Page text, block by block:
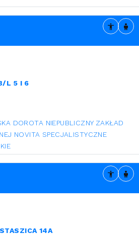
L 5 I 6
DOROTA NIEPUBLICZNY ZAKŁAD
NOVITA SPECJALISTYCZNE
14A